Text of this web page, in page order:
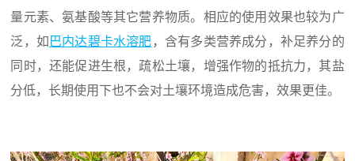
量元素、氨基酸等其它营养物质。相应的使用效果也较为广
泛，如 巴内达碧卡水溶肥 ，含有多类营养成分，补足养分的
同时，还能促进生根，疏松土壤，增强作物的抵抗力，其盐
分低，长期使用下也不会对土壤环境造成危害，效果更佳。